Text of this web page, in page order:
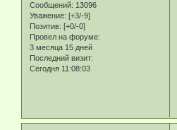
Сообщений: 13096
Уважение: [+3/-9]
Позитив: [+0/-0]
Провел на форуме:
3 месяца 15 дней
Последний визит:
Сегодня 11:08:03